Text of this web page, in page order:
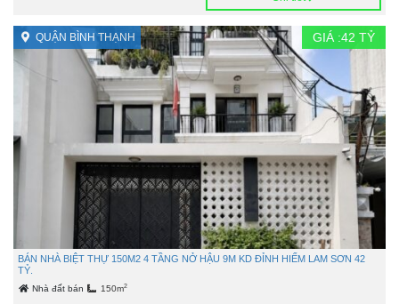
QUẬN BÌNH THẠNH GIÁ :42 TỶ
BÁN NHÀ BIỆT THỰ 150M2 4 TẦNG NỞ HẬU 9M KD ĐỈNH HIẾM LAM SƠN 42
TỶ.
Nhà đất bán 150m2